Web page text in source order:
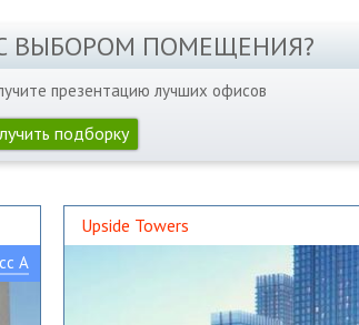
ВЫБОРОМ ПОМЕЩЕНИЯ?
презентацию лучших офисов
подборку
A
Upside Towers